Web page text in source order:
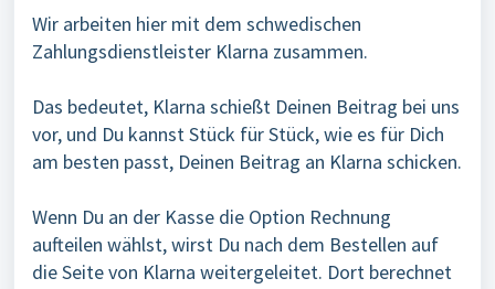
Wir arbeiten hier mit dem schwedischen
Zahlungsdienstleister Klarna zusammen.
Das bedeutet, Klarna schießt Deinen Beitrag bei uns
vor, und Du kannst Stück für Stück, wie es für Dich
am besten passt, Deinen Beitrag an Klarna schicken.
Wenn Du an der Kasse die Option Rechnung
aufteilen wählst, wirst Du nach dem Bestellen auf
die Seite von Klarna weitergeleitet. Dort berechnet